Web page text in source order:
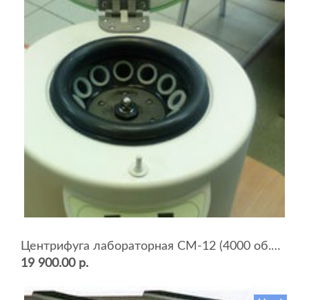
Центрифуга лабораторная СМ-12 (4000 об.мин, 12 пробирок)
19 900.00 р.